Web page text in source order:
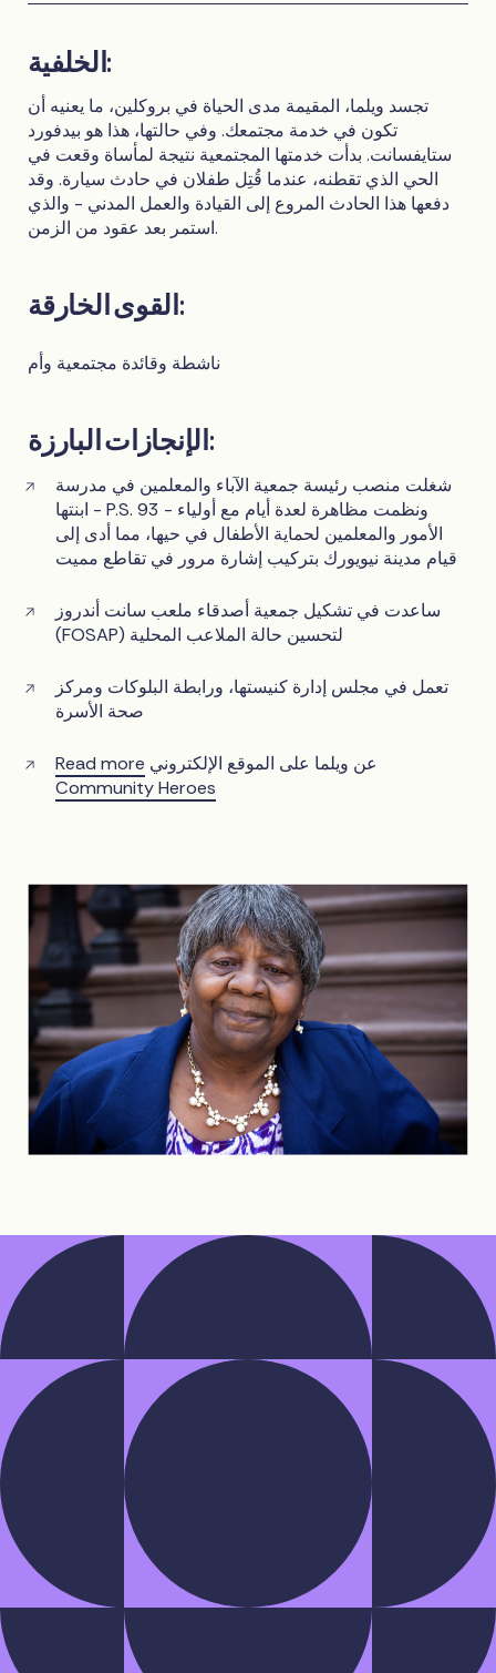
الخلفية:
تجسد ويلما، المقيمة مدى الحياة في بروكلين، ما يعنيه أن
تكون في خدمة مجتمعك. وفي حالتها، هذا هو بيدفورد
ستايفسانت. بدأت خدمتها المجتمعية نتيجة لمأساة وقعت في
الحي الذي تقطنه، عندما قُتِل طفلان في حادث سيارة. وقد
دفعها هذا الحادث المروع إلى القيادة والعمل المدني - والذي
استمر بعد عقود من الزمن.
القوى الخارقة:
ناشطة وقائدة مجتمعية وأم
الإنجازات البارزة:
شغلت منصب رئيسة جمعية الآباء والمعلمين في مدرسة
ابنتها - P.S. 93 - ونظمت مظاهرة لعدة أيام مع أولياء
الأمور والمعلمين لحماية الأطفال في حيها، مما أدى إلى
قيام مدينة نيويورك بتركيب إشارة مرور في تقاطع مميت
ساعدت في تشكيل جمعية أصدقاء ملعب سانت أندروز
(FOSAP) لتحسين حالة الملاعب المحلية
تعمل في مجلس إدارة كنيستها، ورابطة البلوكات ومركز
صحة الأسرة
Read more عن ويلما على الموقع الإلكتروني
Community Heroes